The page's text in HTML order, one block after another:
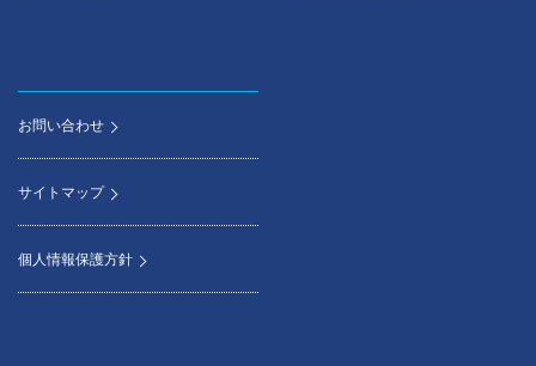
お問い合わせ
サイトマップ
個人情報保護方針